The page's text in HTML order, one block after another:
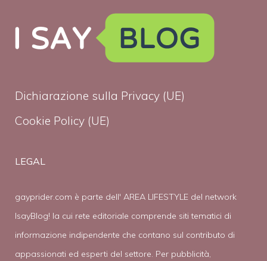
Dichiarazione sulla Privacy (UE)
Cookie Policy (UE)
LEGAL
gayprider.com è parte dell' AREA LIFESTYLE del network
IsayBlog! la cui rete editoriale comprende siti tematici di
informazione indipendente che contano sul contributo di
appassionati ed esperti del settore. Per pubblicità,